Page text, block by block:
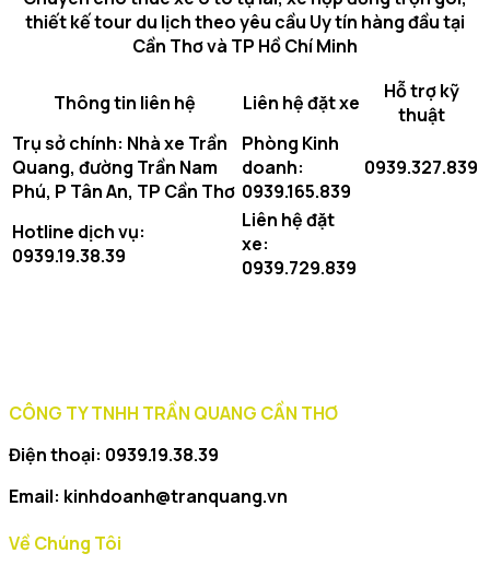
xe
điện
mới
có
phí
sạc
–
thiết kế tour du lịch theo yêu cầu Uy tín hàng đầu tại
Cần Thơ và TP Hồ Chí Minh
Thông tin liên hệ Liên hệ đặt xe
Hỗ trợ kỹ
thuật
Trụ sở chính: Nhà xe Trần
Quang, đường Trần Nam
Phú, P Tân An, TP Cần Thơ
Phòng Kinh
doanh:
0939.165.839
0939.327.839
Hotline dịch vụ:
0939.19.38.39
Liên hệ đặt
xe:
0939.729.839
CÔNG TY TNHH TRẦN QUANG CẦN THƠ
Điện thoại: 0939.19.38.39
Email: kinhdoanh@tranquang.vn
Về Chúng Tôi